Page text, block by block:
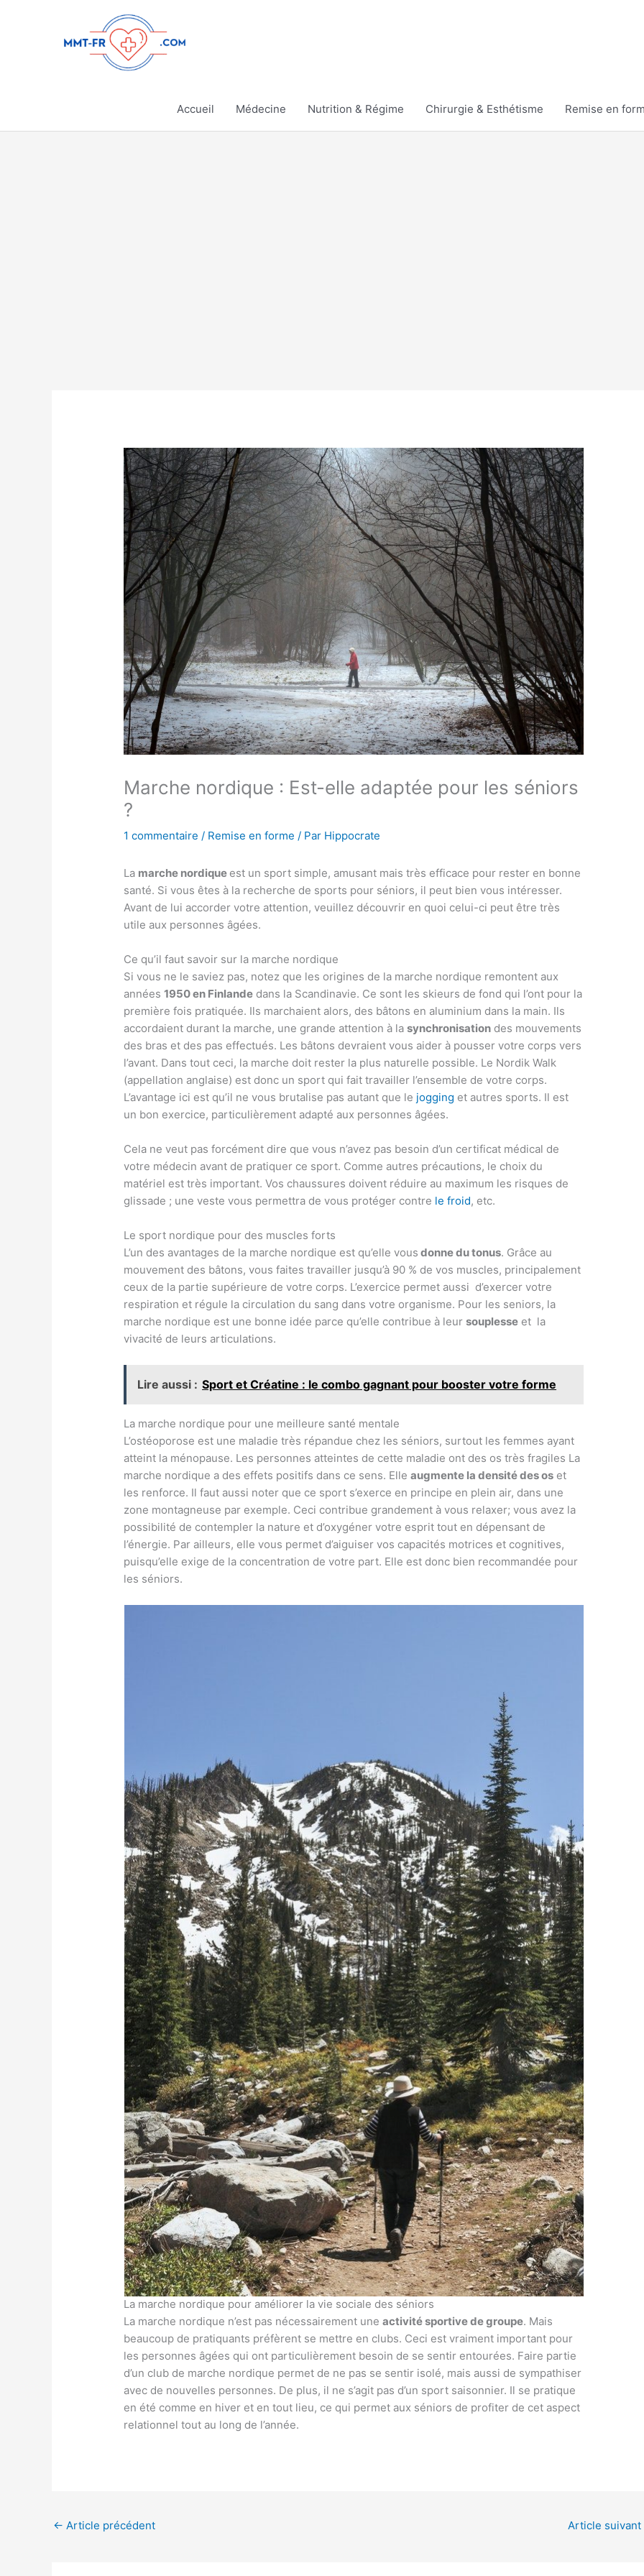
Accueil Médecine Nutrition & Régime Chirurgie & Esthétisme Remise en
Marche nordique : Est-elle adaptée pour les séniors
?
1 commentaire / Remise en forme / Par Hippocrate
La marche nordique est un sport simple, amusant mais très efficace pour rester en bonne
santé. Si vous êtes à la recherche de sports pour séniors, il peut bien vous intéresser.
Avant de lui accorder votre attention, veuillez découvrir en quoi celui-ci peut être très
utile aux personnes âgées.
Ce qu’il faut savoir sur la marche nordique
Si vous ne le saviez pas, notez que les origines de la marche nordique remontent aux
années1950 en Finlande dans la Scandinavie. Ce sont les skieurs de fond qui l’ont pour la
première fois pratiquée. Ils marchaient alors, des bâtons en aluminium dans la main. Ils
accordaient durant la marche, une grande attention à lasynchronisation des mouvements
des bras et des pas effectués. Les bâtons devraient vous aider à pousser votre corps vers
l’avant. Dans tout ceci, la marche doit rester la plus naturelle possible. Le Nordik Walk
(appellation anglaise) est donc un sport qui fait travailler l’ensemble de votre corps.
L’avantage ici est qu’il ne vous brutalise pas autant que le jogging et autres sports. Il est
un bon exercice, particulièrement adapté aux personnes âgées.
Cela ne veut pas forcément dire que vous n’avez pas besoin d’un certificat médical de
votre médecin avant de pratiquer ce sport. Comme autres précautions, le choix du
matériel est très important. Vos chaussures doivent réduire au maximum les risques de
glissade ; une veste vous permettra de vous protéger contre le froid, etc.
Le sport nordique pour des muscles forts
L’un des avantages de la marche nordique est qu’elle vous donne du tonus. Grâce au
mouvement des bâtons, vous faites travailler jusqu’à 90 % de vos muscles, principalement
ceux de la partie supérieure de votre corps. L’exercice permet aussi d’exercer votre
respiration et régule la circulation du sang dans votre organisme. Pour les seniors, la
marche nordique est une bonne idée parce qu’elle contribue à leursouplesse et la
vivacité de leurs articulations.
Lire aussi : Sport et Créatine : le combo gagnant pour booster votre forme
La marche nordique pour une meilleure santé mentale
L’ostéoporose est une maladie très répandue chez les séniors, surtout les femmes ayant
atteint la ménopause. Les personnes atteintes de cette maladie ont des os très fragiles La
marche nordique a des effets positifs dans ce sens. Elleaugmente la densité des os et
les renforce. Il faut aussi noter que ce sport s’exerce en principe en plein air, dans une
zone montagneuse par exemple. Ceci contribue grandement à vous relaxer; vous avez la
possibilité de contempler la nature et d’oxygéner votre esprit tout en dépensant de
l’énergie. Par ailleurs, elle vous permet d’aiguiser vos capacités motrices et cognitives,
puisqu’elle exige de la concentration de votre part. Elle est donc bien recommandée pour
les séniors.
La marche nordique pour améliorer la vie sociale des séniors
La marche nordique n’est pas nécessairement uneactivité sportive de groupe. Mais
beaucoup de pratiquants préfèrent se mettre en clubs. Ceci est vraiment important pour
les personnes âgées qui ont particulièrement besoin de se sentir entourées. Faire partie
d’un club de marche nordique permet de ne pas se sentir isolé, mais aussi de sympathiser
avec de nouvelles personnes. De plus, il ne s’agit pas d’un sport saisonnier. Il se pratique
en été comme en hiver et en tout lieu, ce qui permet aux séniors de profiter de cet aspect
relationnel tout au long de l’année.
← Article précédent Article suivant